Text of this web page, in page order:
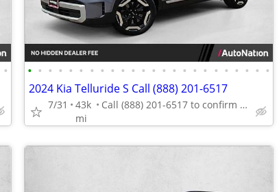
• • • • • • • • • • • • • • • • • • • • • • • • •
2024 Kia Telluride S Call (888) 201-6517
7/31
43k
mi
Call (888) 201-6517 to confirm availability - May 14th